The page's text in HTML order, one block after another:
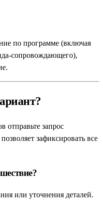
по программе (включая
сопровождающего),
отправьте запрос
зафиксировать все
или уточнения деталей.